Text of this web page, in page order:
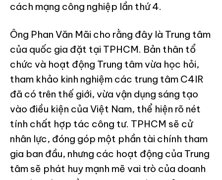
cách mạng công nghiệp lần thứ 4.
Ông Phan Văn Mãi cho rằng đây là Trung tâm
của quốc gia đặt tại TPHCM. Bản thân tổ
chức và hoạt động Trung tâm vừa học hỏi,
tham khảo kinh nghiệm các trung tâm C4IR
đã có trên thế giới, vừa vận dụng sáng tạo
vào điều kiện của Việt Nam, thể hiện rõ nét
tính chất hợp tác công tư. TPHCM sẽ cử
nhân lực, đóng góp một phần tài chính tham
gia ban đầu, nhưng các hoạt động của Trung
tâm sẽ phát huy mạnh mẽ vai trò của doanh